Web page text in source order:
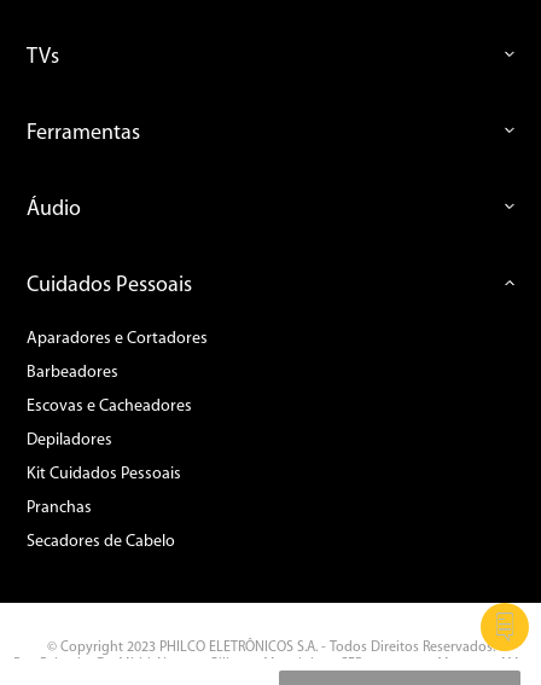
TVs
Ferramentas
Áudio
Cuidados Pessoais
Aparadores e Cortadores
Barbeadores
Escovas e Cacheadores
Depiladores
Kit Cuidados Pessoais
Pranchas
Secadores de Cabelo
© Copyright 2023 PHILCO ELETRÔNICOS S.A. - Todos Direitos Reservados.